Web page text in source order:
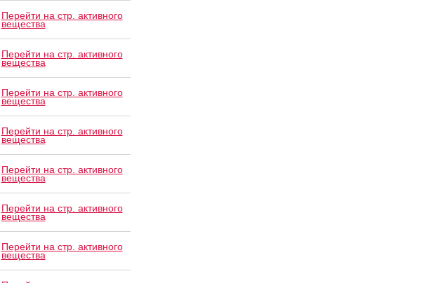
Перейти на стр. активного
вещества
Перейти на стр. активного
вещества
Перейти на стр. активного
вещества
Перейти на стр. активного
вещества
Перейти на стр. активного
вещества
Перейти на стр. активного
вещества
Перейти на стр. активного
вещества